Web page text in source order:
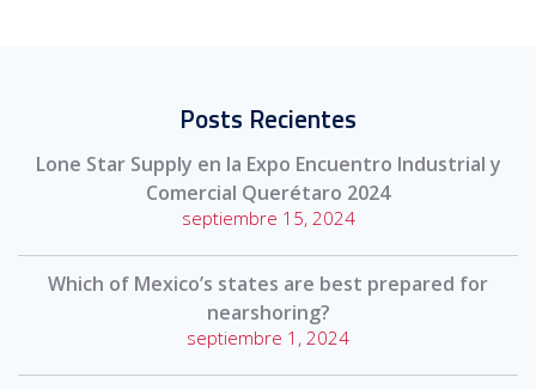
Posts Recientes
Lone Star Supply en la Expo Encuentro Industrial y
Comercial Querétaro 2024
septiembre 15, 2024
Which of Mexico’s states are best prepared for
nearshoring?
septiembre 1, 2024